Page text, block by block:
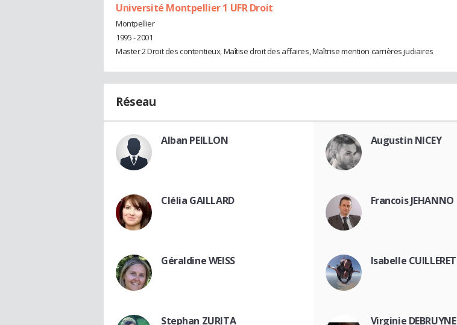
Université Montpellier 1 UFR Droit
Montpellier
1995 - 2001
Master 2 Droit des contentieux, Maîtise droit des affaires, Maîtrise mention carrières judiaires
Réseau
Alban PEILLON Augustin NICEY
Clélia GAILLARD Francois JEHANNO
Géraldine WEISS Isabelle CUILLERET
Stephan ZURITA Virginie DEBRUYNE